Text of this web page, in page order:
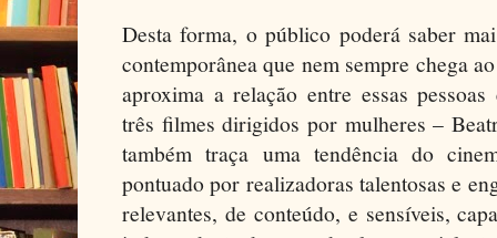
Desta forma, o público poderá saber
contemporânea que nem sempre chega
aproxima a relação entre essas
três filmes dirigidos por mulheres –
também traça uma tendência do
pontuado por realizadoras talentosas e
relevantes, de conteúdo, e sensíveis,